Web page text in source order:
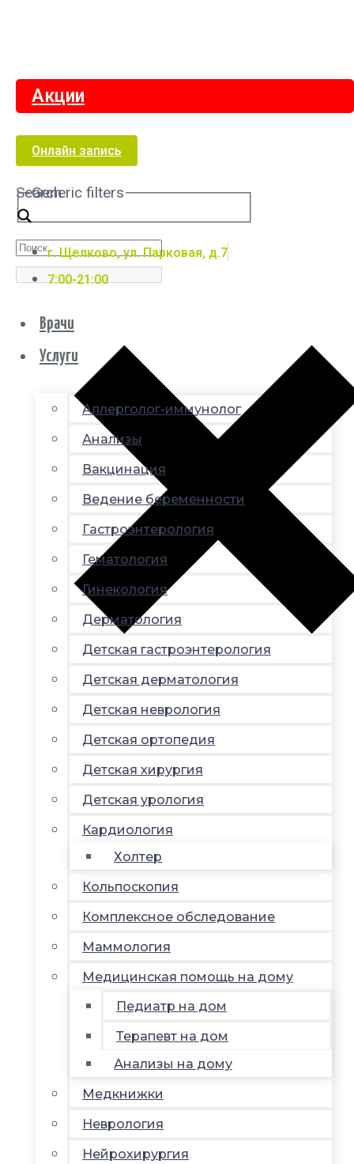
Акции
Онлайн запись
Search
Generic filters
г. Щелково, ул. Парковая, д.7
7:00-21:00
Врачи
Услуги
Аллерголог-иммунолог
Анализы
Вакцинация
Ведение беременности
Гастроэнтерология
Гематология
Гинекология
Дерматология
Детская гастроэнтерология
Детская дерматология
Детская неврология
Детская ортопедия
Детская хирургия
Детская урология
Кардиология
Холтер
Кольпоскопия
Комплексное обследование
Маммология
Медицинская помощь на дому
Педиатр на дом
Терапевт на дом
Анализы на дому
Медкнижки
Неврология
Нейрохирургия